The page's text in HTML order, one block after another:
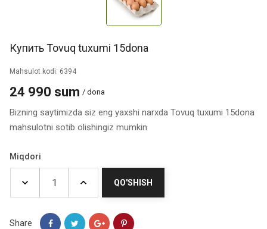
Купить Tovuq tuxumi 15dona
Mahsulot kodi: 6394
24 990 sum / dona
Bizning saytimizda siz eng yaxshi narxda Tovuq tuxumi 15dona
mahsulotni sotib olishingiz mumkin
Miqdori
QO'SHISH
Share